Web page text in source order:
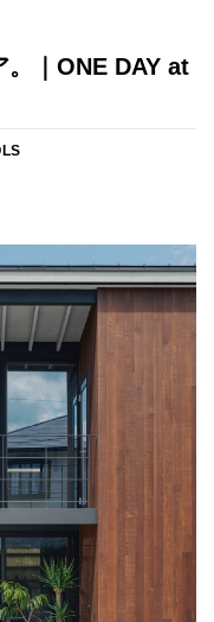
。｜ONE DAY at